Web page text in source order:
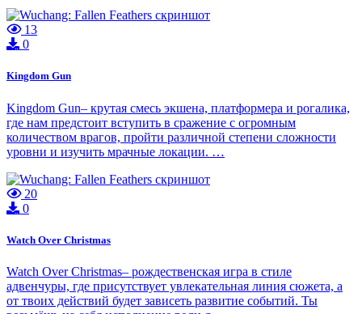
13
0
Kingdom Gun
Kingdom Gun– крутая смесь экшена, платформера и рогалика,
где нам предстоит вступить в сражение с огромным
количеством врагов, пройти различной степени сложности
уровни и изучить мрачные локации. …
20
0
Watch Over Christmas
Watch Over Christmas– рождественская игра в стиле
адвенчуры, где присутствует увлекательная линия сюжета, а
от твоих действий будет зависеть развитие событий. Ты